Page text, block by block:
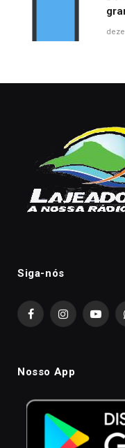
Siga-nós
FacebookInstagram
Nosso App